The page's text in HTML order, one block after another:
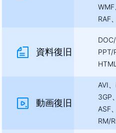
WMF
RAF
資料復旧
PPT/
動画復旧
AVI
3GP
ASF
RM/